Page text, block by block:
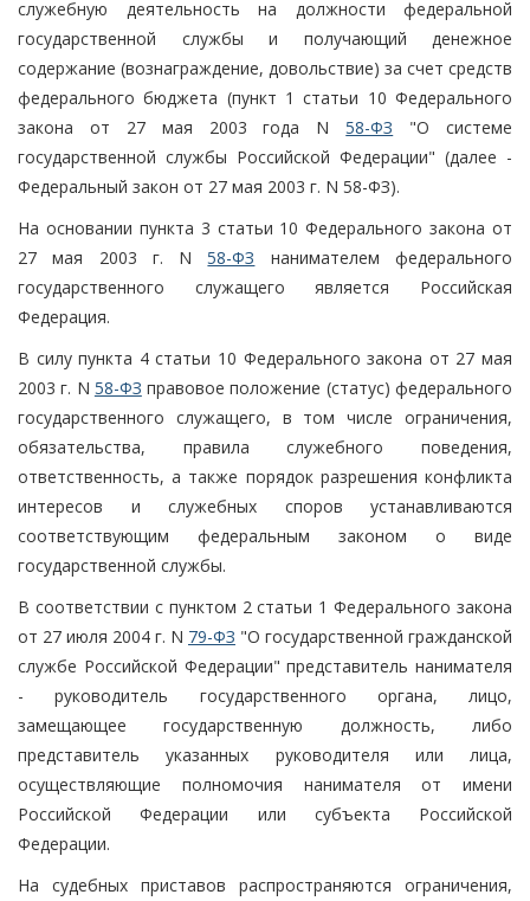
служебную деятельность на должности федеральной
государственной службы и получающий денежное
содержание (вознаграждение, довольствие) за счет средств
федерального бюджета (пункт 1 статьи 10 Федерального
закона от 27 мая 2003 года N58-ФЗ "О системе
государственной службы Российской Федерации" (далее -
Федеральный закон от 27 мая 2003 г. N 58-ФЗ).
На основании пункта 3 статьи 10 Федерального закона от
27 мая 2003 г. N58-ФЗ нанимателем федерального
государственного служащего является Российская
Федерация.
В силу пункта 4 статьи 10 Федерального закона от 27 мая
2003 г. N 58-ФЗ правовое положение (статус) федерального
государственного служащего, в том числе ограничения,
обязательства, правила служебного поведения,
ответственность, а также порядок разрешения конфликта
интересов и служебных споров устанавливаются
соответствующим федеральным законом о виде
государственной службы.
В соответствии с пунктом 2 статьи 1 Федерального закона
от 27 июля 2004 г. N 79-ФЗ "О государственной гражданской
службе Российской Федерации" представитель нанимателя
- руководитель государственного органа, лицо,
замещающее государственную должность, либо
представитель указанных руководителя или лица,
осуществляющие полномочия нанимателя от имени
Российской Федерации или субъекта Российской
Федерации.
На судебных приставов распространяются ограничения,